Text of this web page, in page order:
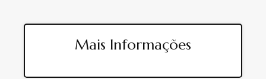
Mais Informações